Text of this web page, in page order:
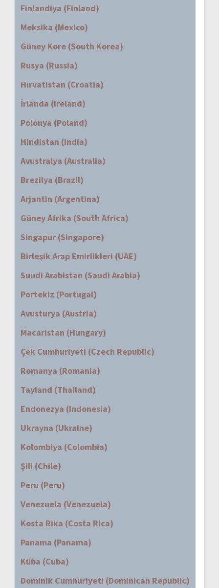
Finlandiya (Finland)
Meksika (Mexico)
Güney Kore (South Korea)
Rusya (Russia)
Hırvatistan (Croatia)
İrlanda (Ireland)
Polonya (Poland)
Hindistan (India)
Avustralya (Australia)
Brezilya (Brazil)
Arjantin (Argentina)
Güney Afrika (South Africa)
Singapur (Singapore)
Birleşik Arap Emirlikleri (UAE)
Suudi Arabistan (Saudi Arabia)
Portekiz (Portugal)
Avusturya (Austria)
Macaristan (Hungary)
Çek Cumhuriyeti (Czech Republic)
Romanya (Romania)
Tayland (Thailand)
Endonezya (Indonesia)
Ukrayna (Ukraine)
Kolombiya (Colombia)
Şili (Chile)
Peru (Peru)
Venezuela (Venezuela)
Kosta Rika (Costa Rica)
Panama (Panama)
Küba (Cuba)
Dominik Cumhuriyeti (Dominican Republic)